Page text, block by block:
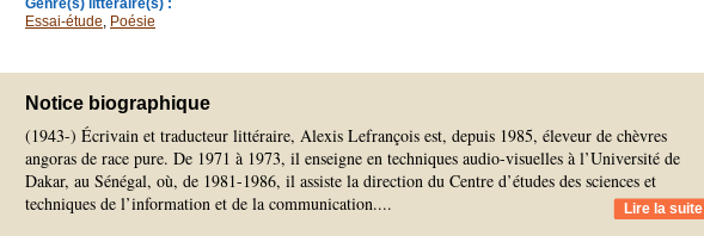
Genre(s) littéraire(s) :
Essai-étude, Poésie
Notice biographique
(1943-) Écrivain et traducteur littéraire, Alexis Lefrançois est, depuis 1985, éleveur de chèvres
angoras de race pure. De 1971 à 1973, il enseigne en techniques audio-visuelles à l’Université de
Dakar, au Sénégal, où, de 1981-1986, il assiste la direction du Centre d’études des sciences et
techniques de l’information et de la communication.... Lire la suite